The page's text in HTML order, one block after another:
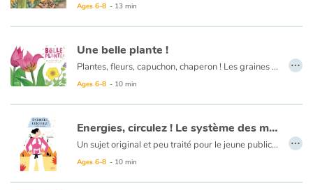
Lorsqu’enfin il pleut, les succulentes et cactées remplissent leurs feuilles et leurs tiges, l’acacia puise l’humidité grâce à ses racines, et le géant soguaro agit comme un accordéon en se gorgeant d’eau. Slurp !
Ages 6-8 - 13 min
Une belle plante !
Plantes, fleurs, capuchon, chaperon ! Les graines ont besoin de protection. Les fruits sont leur cocon. Lorsque le fruit est bien mûr, il s’écrase sur le sol. Le noyau ou la graine s’enfonce dans la terre et traverse la période de dormance.
Ages 6-8 - 10 min
…
Energies, circulez ! Le système des méridiens
Un sujet original et peu traité pour le jeune public. Il donne des clés pour rester en bonne santé et mieux comprendre nos émotions et nos petits coups de mou. è Une approche simple et accessible du fonctionnement du corps humain. Comme dans la nature, l'énergie circule dans notre corps. Chaque méridien est lié à un organe, le fournit en énergie. Les interactions entre le texte et les illustrations permettent une découverte dynamique, éveillent la curiosité et nous apportent un autre regard sur notre corps.
Ages 6-8 - 10 min
…